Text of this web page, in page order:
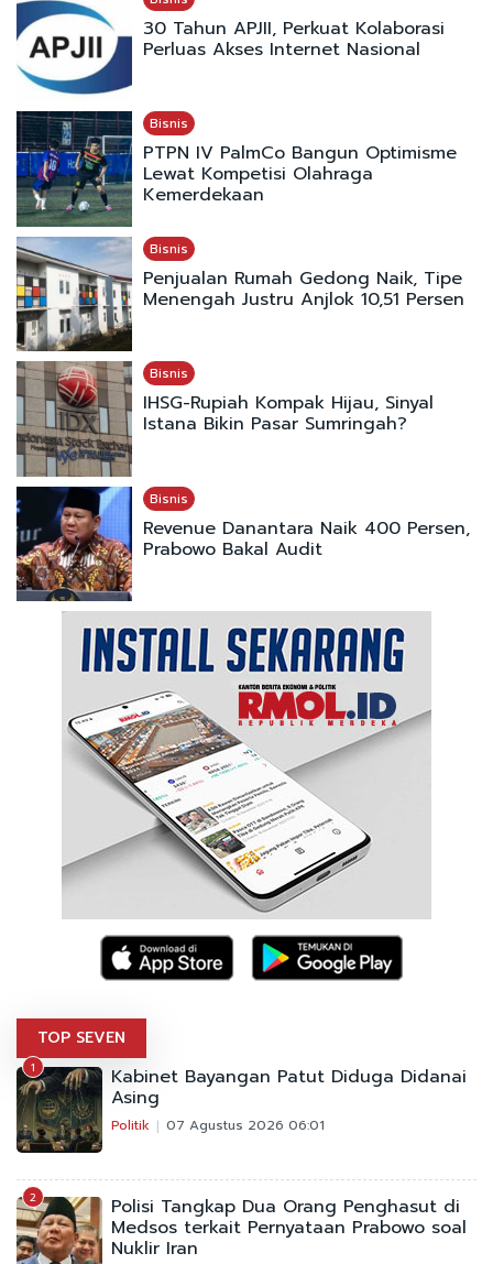
30 Tahun APJII, Perkuat Kolaborasi
Perluas Akses Internet Nasional
Bisnis
PTPN IV PalmCo Bangun Optimisme
Lewat Kompetisi Olahraga
Kemerdekaan
Bisnis
Penjualan Rumah Gedong Naik, Tipe
Menengah Justru Anjlok 10,51 Persen
Bisnis
IHSG-Rupiah Kompak Hijau, Sinyal
Istana Bikin Pasar Sumringah?
Bisnis
Revenue Danantara Naik 400 Persen,
Prabowo Bakal Audit
TOP SEVEN
1 Kabinet Bayangan Patut Diduga Didanai
Asing
Politik 07 Agustus 2026 06:01
2 Polisi Tangkap Dua Orang Penghasut di
Medsos terkait Pernyataan Prabowo soal
Nuklir Iran